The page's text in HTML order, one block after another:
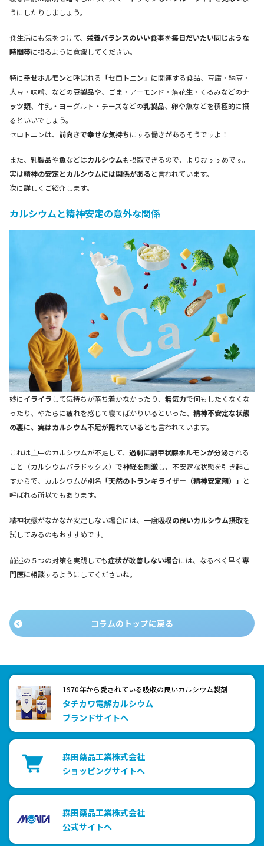
うにしたりしましょう。
食生活にも気をつけて、 栄養バランスのいい食事を毎日だいたい同じような
時間帯に摂るように意識してください。
特に幸せホルモンと呼ばれる 「セロトニン」 に関連する食品、豆腐・納豆・
大豆・味噌、などの豆製品や、ごま・アーモンド・落花生・くるみなどのナ
ッツ類、牛乳・ヨーグルト・チーズなどの乳製品、 卵や魚などを積極的に摂
るといいでしょう。
セロトニンは、 前向きで幸せな気持ちにする働きがあるそうですよ！
また、 乳製品や魚などはカルシウムも摂取できるので、よりおすすめです。
実は精神の安定とカルシウムには関係があると言われています。
次に詳しくご紹介します。
カルシウムと精神安定の意外な関係
妙にイライラ して気持ちが落ち着かなかったり、 無気力で何もしたくなくな
ったり、やたらに疲れを感じて寝てばかりいるといった、 精神不安定な状態
の裏に、実はカルシウム不足が隠れているとも言われています。
これは血中のカルシウムが不足して、 過剰に副甲状腺ホルモンが分泌される
こと（カルシウムパラドックス）で神経を刺激し、不安定な状態を引き起こ
すからで、カルシウムが別名 「天然のトランキライザー（精神安定剤）」 と
呼ばれる所以でもあります。
精神状態がなかなか安定しない場合には、一度吸収の良いカルシウム摂取を
試してみるのもおすすめです。
前述の５つの対策を実践しても症状が改善しない場合には、なるべく早く専
門医に相談するようにしてくださいね。
コラムのトップに戻る
1970年から愛されている吸収の良いカルシウム製剤
タチカワ電解カルシウム
ブランドサイトへ
森田薬品工業株式会社
ショッピングサイトへ
森田薬品工業株式会社
公式サイトへ